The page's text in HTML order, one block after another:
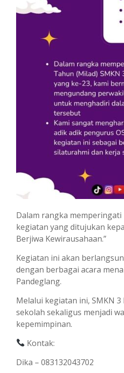
Dalam rangka
kegiatan yang ditujukan
Berjiwa Kewirausahaan.”
Kegiatan ini akan
dengan berbagai acara
Pandeglang.
Melalui kegiatan ini, SMKN
sekolah sekaligus menjadi
kepemimpinan.
Kontak:
Dika – 083132043702